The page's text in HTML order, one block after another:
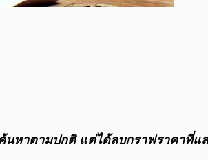
นหาตามปกติ แต่ได้ลบกราฟราคาที่แ